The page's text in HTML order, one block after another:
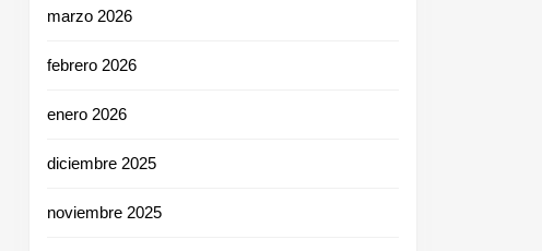
marzo 2026
febrero 2026
enero 2026
diciembre 2025
noviembre 2025